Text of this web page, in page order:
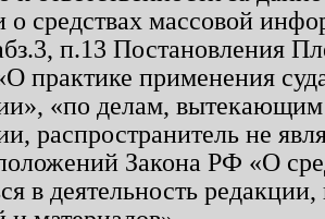
о средствах массовой
п.13 Постановления
практике применения
«по делам, вытекающим
распространитель не
Закона РФ «О
в деятельность